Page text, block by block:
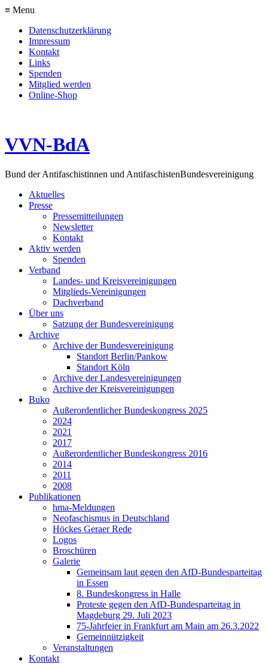
≡ Menu
Datenschutzerklärung
Impressum
Kontakt
Links
Spenden
Mitglied werden
Online-Shop
VVN-BdA
Bund der Antifaschistinnen und AntifaschistenBundesvereinigung
Aktuelles
Presse
Pressemitteilungen
Newsletter
Kontakt
Aktiv werden
Spenden
Verband
Landes- und Kreisvereinigungen
Mitglieds-Vereinigungen
Dachverband
Über uns
Satzung der Bundesvereinigung
Archive
Archive der Bundesvereinigung
Standort Berlin/Pankow
Standort Köln
Archive der Landesvereinigungen
Archive der Kreisvereinigungen
Buko
Außerordentlicher Bundeskongress 2025
2024
2021
2017
Außerordentlicher Bundeskongress 2016
2014
2011
2008
Publikationen
hma-Meldungen
Neofaschismus in Deutschland
Höckes Geraer Rede
Logos
Broschüren
Galerie
Gemeinsam laut gegen den AfD-Bundesparteitag
in Essen
8. Bundeskongress in Halle
Proteste gegen den AfD-Bundesparteitag in
Magdeburg 29. Juli 2023
75-Jahrfeier in Frankfurt am Main am 26.3.2022
Gemeinnützigkeit
Veranstaltungen
Kontakt